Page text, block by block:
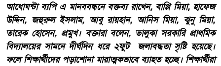
আধোঘন্টা ব্যপি এ মানববন্ধনে বক্তব্য রাখেন, বাপ্পি মিয়া, হাফেজ
উদ্দিন, জহুরুল ইসলাম, আবু রায়হান, আনিস মিয়া, ঝুনু মিয়া,
তারেক হোসেন, প্রমুখ। বক্তারা বলেন, ভালুকা সরকারি প্রাথমিক
বিদ্যালয়ের সামনে দীর্ঘদিন ধরে ২ফুট জলাবদ্ধতা সৃষ্টি হয়েছে।
ফলে শিক্ষার্থীদের পড়াশোনা মারাত্মকভাবে ব্যাহত হচ্ছে। শিক্ষার্থীরা